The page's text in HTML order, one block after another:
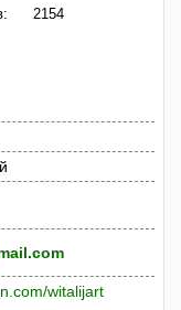
2154
witalijart